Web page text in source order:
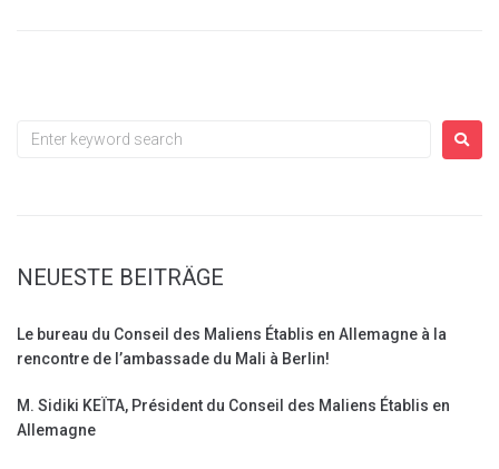
NEUESTE BEITRÄGE
Le bureau du Conseil des Maliens Établis en Allemagne à la
rencontre de l’ambassade du Mali à Berlin!
M. Sidiki KEÏTA, Président du Conseil des Maliens Établis en
Allemagne